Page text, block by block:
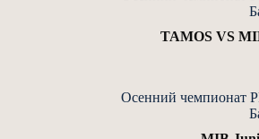
TAMOS VS
Осенний чемпионат